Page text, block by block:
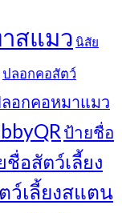
สแมว นิสัย
ปลอกคอสัตว์
อกคอหมาแมว
ป้ายชื่อ
ชื่อสัตว์เลี้ยง
ว์เลี้ยงสแตน